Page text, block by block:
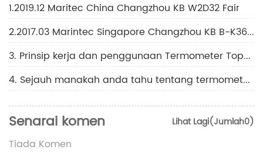
1.2019.12 Maritec China Changzhou KB W2D32 Fair
2.2017.03 Marintec Singapore Changzhou KB B-K36H Fair
3. Prinsip kerja dan penggunaan Termometer Topeng
4. Sejauh manakah anda tahu tentang termometer bacaan jauh?
Lihat Lagi(Jumlah0)
Senarai komen
Tiada Komen